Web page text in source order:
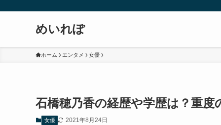
めいれぽ
ホーム エンタメ 女優
石橋穂乃香の経歴や学歴は？重
女優 2021年8月24日